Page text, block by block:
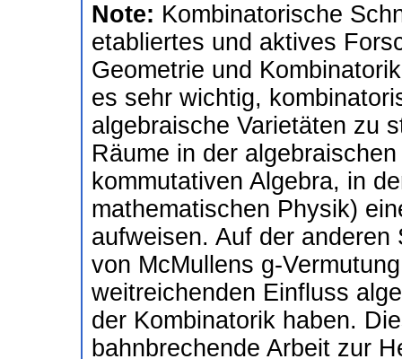
Note: Kombinatorische
etabliertes und aktives
Geometrie und
es sehr wichtig,
algebraische Varietäten zu
Räume in der
kommutativen Algebra, in
mathematischen Physik)
aufweisen. Auf der
von McMullens g-
weitreichenden Einfluss
der Kombinatorik haben.
bahnbrechende Arbeit zur